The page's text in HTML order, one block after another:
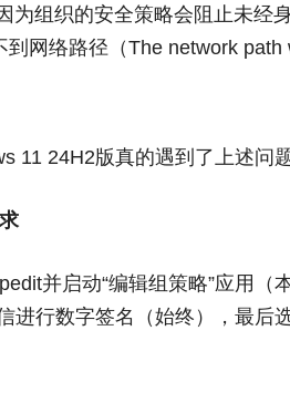
为组织的安全策略会阻止未经
网络路径（The network
11 24H2版真的遇到了上述问
并启动“编辑组策略”应用（
行数字签名（始终），最后选